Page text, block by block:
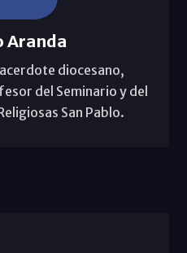
Aranda
diocesano,
del Seminario y del
San Pablo.